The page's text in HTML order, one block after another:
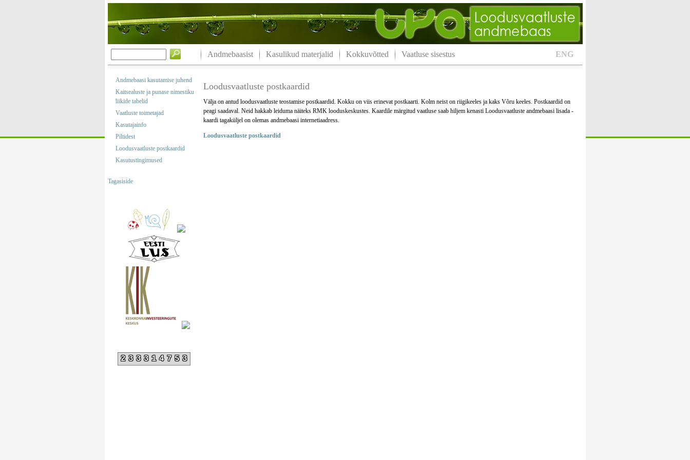
ENG
Andmebaasist Kasulikud materjalid Kokkuvõtted Vaatluse sisestus
Andmebaasi kasutamise juhend
Kaitsealuste ja punase nimestiku
liikide tabelid
Vaatluste toimetajad
Kasutajainfo
Piltidest
Loodusvaatluste postkaardid
Kasutustingimused
Tagasiside
233314753
Loodusvaatluste postkaardid
Välja on antud loodusvaatluste teostamise postkaardid. Kokku on viis erinevat postkaarti. Kolm neist on riigikeeles ja kaks Võru keeles. Postkaardid on
peagi saadaval. Neid hakkab leiduma näiteks RMK looduskeskustes. Kaardile märgitud vaatluse saab hiljem kenasti Loodusvaatluste andmebaasi lisada -
kaardi tagaküljel on olemas andmebaasi internetiaadress.
Loodusvaatluste postkaardid